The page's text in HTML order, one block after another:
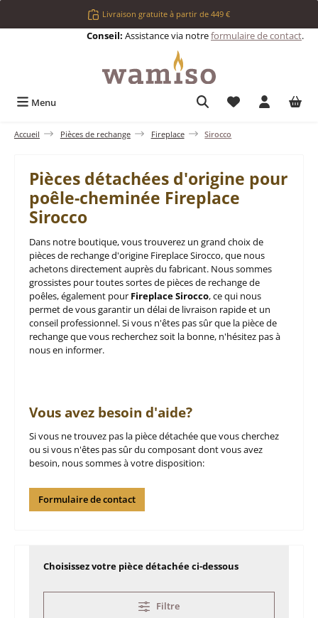
Passer au contenu principalLivraison gratuite à partir de 449 €
Conseil: Assistance via notreformulaire de contact.
Menu Vous avez 0
Accueil Pièces de rechange Fireplace Sirocco
Pièces détachées d'origine pour
poêle-cheminée Fireplace
Sirocco
Dans notre boutique, vous trouverez un grand choix de
pièces de rechange d'origine Fireplace Sirocco, que nous
achetons directement auprès du fabricant. Nous sommes
grossistes pour toutes sortes de pièces de rechange de
poêles, également pour Fireplace Sirocco, ce qui nous
permet de vous garantir un délai de livraison rapide et un
conseil professionnel. Si vous n'êtes pas sûr que la pièce de
rechange que vous recherchez soit la bonne, n'hésitez pas à
nous en informer.
Vous avez besoin d'aide?
Si vous ne trouvez pas la pièce détachée que vous cherchez
ou si vous n'êtes pas sûr du composant dont vous avez
besoin, nous sommes à votre disposition:
Formulaire de contact
Choisissez votre pièce détachée ci-dessous
Filtre